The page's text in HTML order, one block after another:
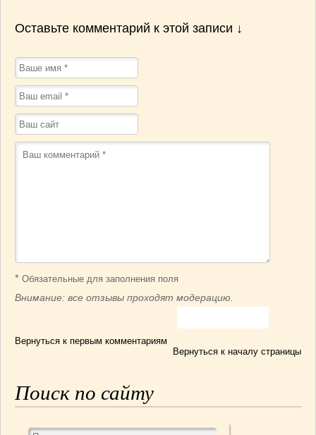
Оставьте комментарий к этой записи ↓
* Обязательные для заполнения поля
Внимание: все отзывы проходят модерацию.
Вернуться к первым комментариям
Вернуться к началу страницы
Поиск по сайту